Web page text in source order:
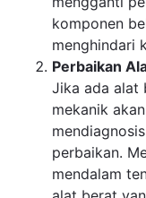
komponen
menghindari
Perbaikan
Jika ada alat
mekanik
perbaikan.
mendalam